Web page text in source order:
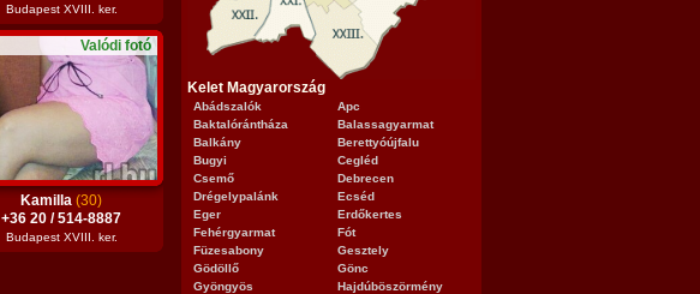
Budapest XVIII. ker.
Valódi fotó
Kamilla (30)
+36 20 / 514-8887
Budapest XVIII. ker.
Kelet Magyarország
Abádszalók
Apc
Baktalórántháza
Balassagyarmat
Balkány
Berettyóújfalu
Bugyi
Cegléd
Csemő
Debrecen
Drégelypalánk
Ecséd
Eger
Erdőkertes
Fehérgyarmat
Fót
Füzesabony
Gesztely
Gödöllő
Gönc
Gyöngyös
Hajdúböszörmény